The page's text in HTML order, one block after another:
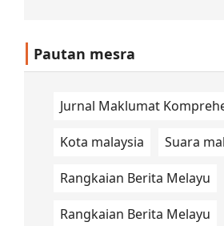
Pautan mesra
Jurnal Maklumat
Kota malaysia Suara
Rangkaian Berita Melayu
Rangkaian Berita Melayu